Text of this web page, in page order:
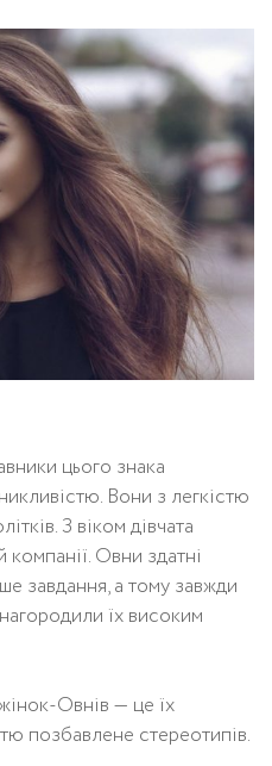
цього знака
Вони з легкістю
З віком дівчата
Овни здатні
завдання, а тому завжди
їх високим
Овнів — це їх
позбавлене стереотипів.